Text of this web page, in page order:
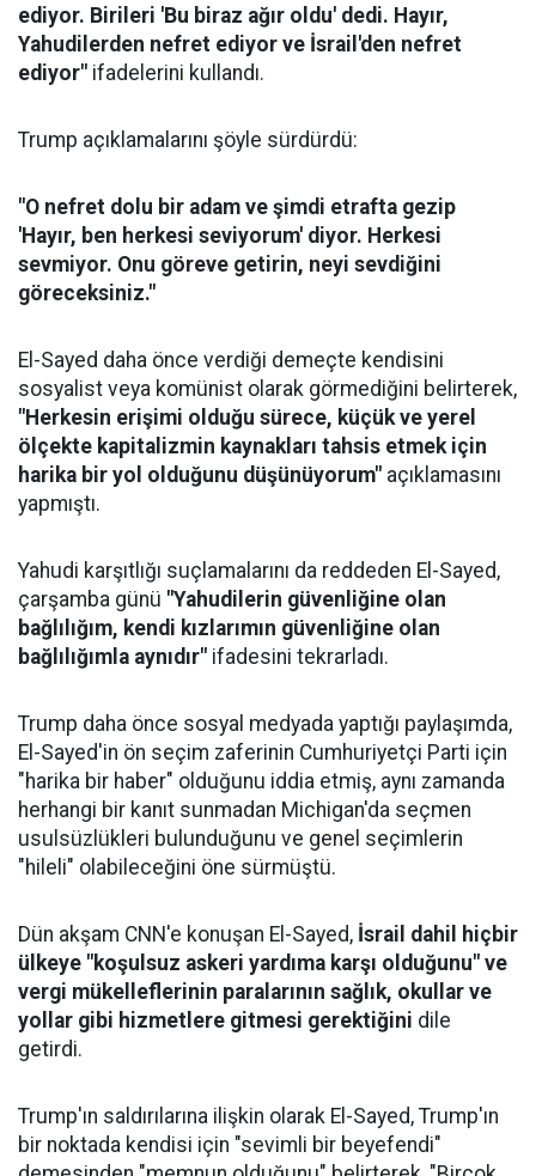
ediyor. Birileri 'Bu biraz ağır oldu' dedi. Hayır,
Yahudilerden nefret ediyor ve İsrail'den nefret
ediyor" ifadelerini kullandı.
Trump açıklamalarını şöyle sürdürdü:
"O nefret dolu bir adam ve şimdi etrafta gezip
'Hayır, ben herkesi seviyorum' diyor. Herkesi
sevmiyor. Onu göreve getirin, neyi sevdiğini
göreceksiniz."
El-Sayed daha önce verdiği demeçte kendisini
sosyalist veya komünist olarak görmediğini belirterek,
"Herkesin erişimi olduğu sürece, küçük ve yerel
ölçekte kapitalizmin kaynakları tahsis etmek için
harika bir yol olduğunu düşünüyorum" açıklamasını
yapmıştı.
Yahudi karşıtlığı suçlamalarını da reddeden El-Sayed,
çarşamba günü "Yahudilerin güvenliğine olan
bağlılığım, kendi kızlarımın güvenliğine olan
bağlılığımla aynıdır" ifadesini tekrarladı.
Trump daha önce sosyal medyada yaptığı paylaşımda,
El-Sayed'in ön seçim zaferinin Cumhuriyetçi Parti için
"harika bir haber" olduğunu iddia etmiş, aynı zamanda
herhangi bir kanıt sunmadan Michigan'da seçmen
usulsüzlükleri bulunduğunu ve genel seçimlerin
"hileli" olabileceğini öne sürmüştü.
Dün akşam CNN'e konuşan El-Sayed, İsrail dahil hiçbir
ülkeye "koşulsuz askeri yardıma karşı olduğunu" ve
vergi mükelleflerinin paralarının sağlık, okullar ve
yollar gibi hizmetlere gitmesi gerektiğini dile
getirdi.
Trump'ın saldırılarına ilişkin olarak El-Sayed, Trump'ın
bir noktada kendisi için "sevimli bir beyefendi"